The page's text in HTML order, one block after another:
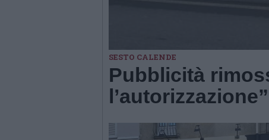
SESTO CALENDE
Pubblicità
l’autorizzazione”